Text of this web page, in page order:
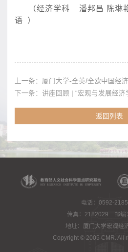
（经济学科 潘邦昌 陈琳
语 ）
上一条： 厦门大学-全英/全欧中国经济学会人工智能与数字经
下一条： 讲座回顾 | “宏观与发展经济学
返回列表
电话：0592-
传真：2182029 邮编
地址：厦门大学宏观经
Copyright © 2005 CMR. All